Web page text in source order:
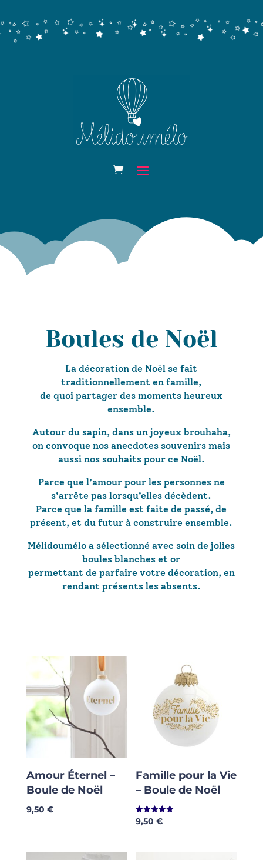
Boules de Noël
La décoration de Noël se fait
traditionnellement en famille,
de quoi partager des moments heureux
ensemble.
Autour du sapin, dans un joyeux brouhaha,
on convoque nos anecdotes souvenirs mais
aussi nos souhaits pour ce Noël.
Parce que l’amour pour les personnes ne
s’arrête pas lorsqu’elles décèdent.
Parce que la famille est faite de passé, de
présent, et du futur à construire ensemble.
Mélidoumélo a sélectionné avec soin de jolies
boules blanches et or
permettant de parfaire votre décoration, en
rendant présents les absents.
Amour Éternel –
Boule de Noël
9,50 €
Famille pour la Vie
– Boule de Noël
Note
5.00
9,50€